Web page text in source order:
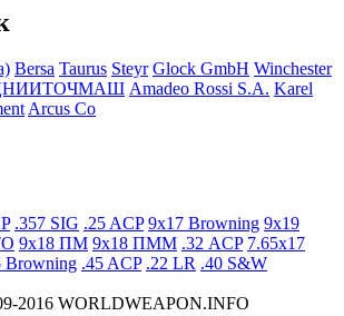
Bersa Taurus Steyr Glock GmbH Winchester
Amadeo Rossi S.A. Karel
Arcus Co
.357 SIG .25 ACP 9x17 Browning 9x19
9x18 ПМ 9x18 ПММ .32 ACP 7.65x17
Browning .45 ACP .22 LR .40 S&W
2016 WORLDWEAPON.INFO